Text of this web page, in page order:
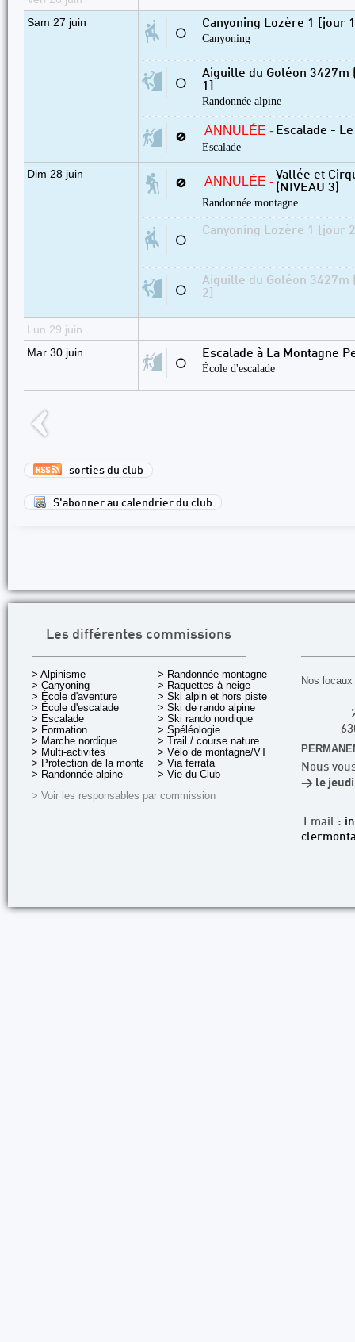
Sam 27 juin
⚪
Canyoning Lozère 1 [jour
Canyoning
⚪
Aiguille du Goléon 3427m
1]
Randonnée alpine
🚫 ANNULÉE - Escalade -
Escalade
Dim 28 juin
🚫 ANNULÉE -Vallée et
(NIVEAU 3)
Randonnée montagne
⚪
Canyoning Lozère 1 [jour
⚪
Aiguille du Goléon 3427m
2]
Lun 29 juin
Mar 30 juin
⚪
Escalade à La Montagne
École d'escalade
sorties du club
S'abonner au calendrier du club
Les différentes commissions
> Alpinisme
> Canyoning
> École d'aventure
> École d'escalade
> Escalade
> Formation
> Marche nordique
> Multi-activités
> Protection de la montagne
> Randonnée alpine
> Randonnée montagne
> Raquettes à neige
> Ski alpin et hors piste
> Ski de rando alpine
> Ski rando nordique
> Spéléologie
> Trail / course nature
> Vélo de montagne/VTT
> Via ferrata
> Vie du Club
> Voir les responsables par commission
Nos
Nous
> le jeudi
Email :